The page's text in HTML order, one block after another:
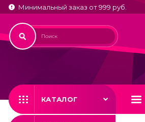
Минимальный заказ от 999 руб.
КАТАЛОГ